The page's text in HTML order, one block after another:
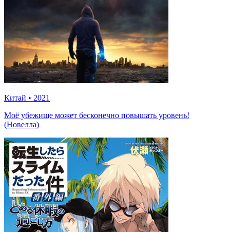
Китай • 2021
Моё убежище может бесконечно повышать уровень!
(Новелла)